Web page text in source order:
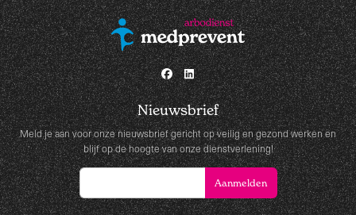
Nieuwsbrief
Meld je aan voor onze nieuwsbrief gericht op veilig en gezond werken en
blijf op de hoogte van onze dienstverlening!